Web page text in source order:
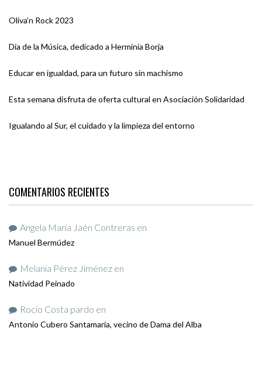
Oliva’n Rock 2023
Día de la Música, dedicado a Herminia Borja
Educar en igualdad, para un futuro sin machismo
Esta semana disfruta de oferta cultural en Asociación Solidaridad
Igualando al Sur, el cuidado y la limpieza del entorno
COMENTARIOS RECIENTES
Angela María Jaén Contreras en
Manuel Bermúdez
Melania Pérez Jiménez en
Natividad Peinado
Rocio Costa pardo en
Antonio Cubero Santamaría, vecino de Dama del Alba